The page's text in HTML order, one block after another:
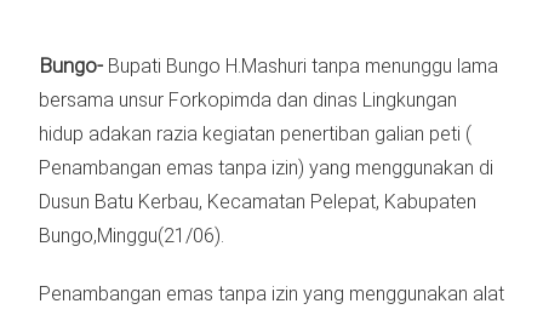
Bungo- Bupati Bungo H.Mashuri tanpa menunggu lama
bersama unsur Forkopimda dan dinas Lingkungan
hidup adakan razia kegiatan penertiban galian peti (
Penambangan emas tanpa izin) yang menggunakan di
Dusun Batu Kerbau, Kecamatan Pelepat, Kabupaten
Bungo,Minggu(21/06).
Penambangan emas tanpa izin yang menggunakan alat